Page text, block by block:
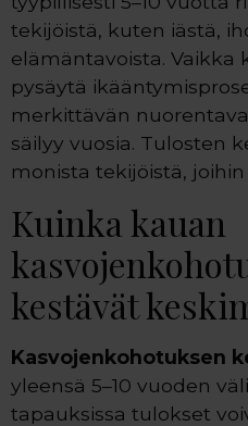
tekijöistä, kuten iästä,
elämäntavoista. Vaikka
pysäytä
merkittävän
säilyy vuosia. Tulosten
monista tekijöistä,
Kuinka kauan
kestävät
Kasvojenkohotuksen
yleensä 5–10 vuoden
tapauksissa tulokset